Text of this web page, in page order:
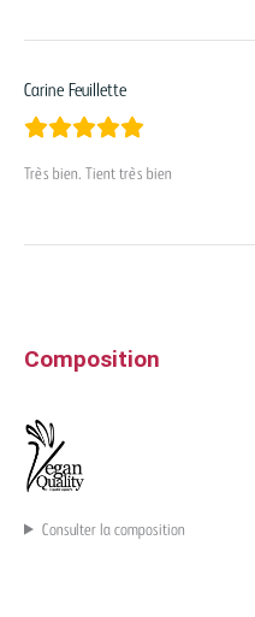
Carine Feuillette
Très bien. Tient très bien
Composition
Consulter la composition